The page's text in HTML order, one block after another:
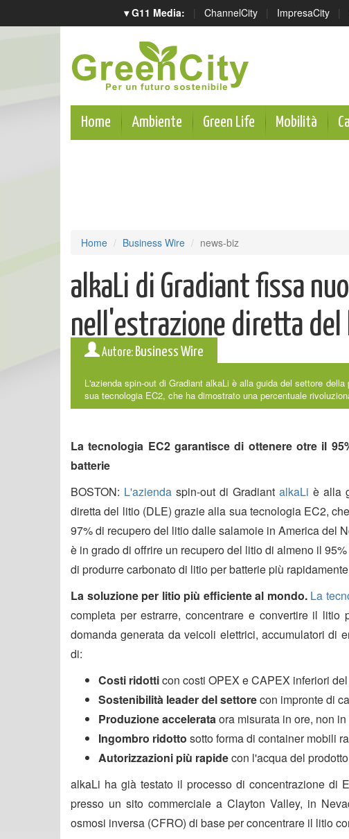
▾ G11 Media: | ChannelCity | ImpresaCity |
Home Ambiente Green Life Mobilità
Home Business Wire news-biz
alkaLi di Gradiant fissa
nell'estrazione diretta
Autore: Business Wire
L'azienda spin-out di Gradiant alkaLi è alla guida del settore
sua tecnologia EC2, che ha dimostrato una percentuale
La tecnologia EC2 garantisce di ottenere otre il
batterie
BOSTON: L'azienda spin-out di Gradiant alkaLi è alla
diretta del litio (DLE) grazie alla sua tecnologia EC2,
97% di recupero del litio dalle salamoie in America del
è in grado di offrire un recupero del litio di almeno il
di produrre carbonato di litio per batterie più
La soluzione per litio più efficiente al mondo. La
completa per estrarre, concentrare e convertire il
domanda generata da veicoli elettrici, accumulatori di
di:
Costi ridotticon costi OPEX e CAPEX inferiori
Sostenibilità leader del settorecon impronte di
Produzione accelerataora misurata in ore, non in
Ingombro ridotto sotto forma di container mobili
Autorizzazioni più rapidecon l'acqua del
alkaLi ha già testato il processo di concentrazione di
presso un sito commerciale a Clayton Valley, in
osmosi inversa (CFRO) di base per concentrare il litio